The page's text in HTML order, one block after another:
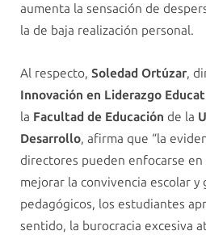
aumenta la sensación de
la de baja realización personal.
Al respecto, Soledad Ortúzar,
Innovación en Liderazgo
la Facultad de Educación de la
Desarrollo, afirma que “la
directores pueden enfocarse en
mejorar la convivencia escolar y
pedagógicos, los estudiantes
sentido, la burocracia excesiva